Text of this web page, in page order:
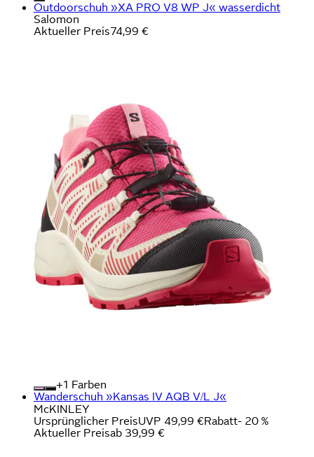
Outdoorschuh »XA PRO V8 WP J« wasserdicht
Salomon
Aktueller Preis74,99 €
+
Farben
Wanderschuh »Kansas IV AQB V/L J«
McKINLEY
Ursprünglicher PreisUVP 49,99 €Rabatt- 20 %
Aktueller Preisab 39,99 €